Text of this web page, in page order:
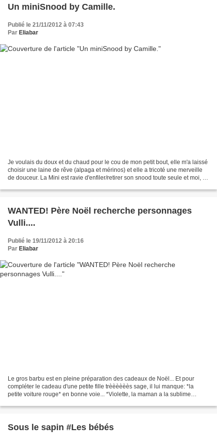
Un miniSnood by Camille.
Publié le 21/11/2012 à 07:43
Par Eliabar
Je voulais du doux et du chaud pour le cou de mon petit bout, elle m'a laissé
choisir une laine de rêve (alpaga et mérinos) et elle a tricoté une merveille
de douceur. La Mini est ravie d'enfiler/retirer son snood toute seule et moi, je
WANTED! Père Noël recherche personnages
Vulli....
Publié le 19/11/2012 à 20:16
Par Eliabar
Le gros barbu est en pleine préparation des cadeaux de Noël... Et pour
compléter le cadeau d'une petite fille trèèèèèès sage, il lui manque: *la
petite voiture rouge* en bonne voie... *Violette, la maman a la sublime
Sous le sapin #Les bébés